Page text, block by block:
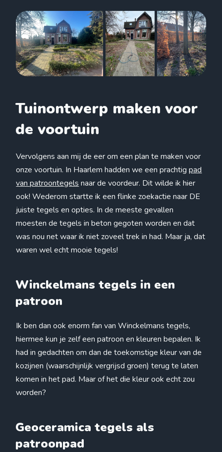
Tuinontwerp maken voor
de voortuin
Vervolgens aan mij de eer om een plan te maken voor
onze voortuin. In Haarlem hadden we een prachtigpad
van patroontegels naar de voordeur. Dit wilde ik hier
ook! Wederom startte ik een flinke zoekactie naar DE
juiste tegels en opties. In de meeste gevallen
moesten de tegels in beton gegoten worden en dat
was nou net waar ik niet zoveel trek in had. Maar ja, dat
waren wel echt mooie tegels!
Winckelmans tegels in een
patroon
Ik ben dan ook enorm fan van Winckelmans tegels,
hiermee kun je zelf een patroon en kleuren bepalen. Ik
had in gedachten om dan de toekomstige kleur van de
kozijnen (waarschijnlijk vergrijsd groen) terug te laten
komen in het pad. Maar of het die kleur ook echt zou
worden?
Geoceramica tegels als
patroonpad